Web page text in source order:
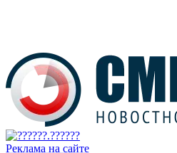
Реклама на сайте